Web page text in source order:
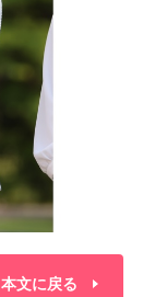
本文に戻る